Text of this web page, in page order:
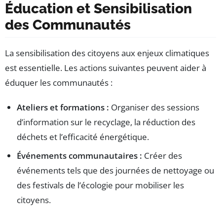
Éducation et Sensibilisation
des Communautés
La sensibilisation des citoyens aux enjeux climatiques
est essentielle. Les actions suivantes peuvent aider à
éduquer les communautés :
Ateliers et formations : Organiser des sessions
d’information sur le recyclage, la réduction des
déchets et l’efficacité énergétique.
Événements communautaires : Créer des
événements tels que des journées de nettoyage ou
des festivals de l’écologie pour mobiliser les
citoyens.